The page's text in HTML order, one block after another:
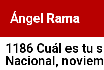
Ángel Rama
1186 Cuál es tu
Nacional,